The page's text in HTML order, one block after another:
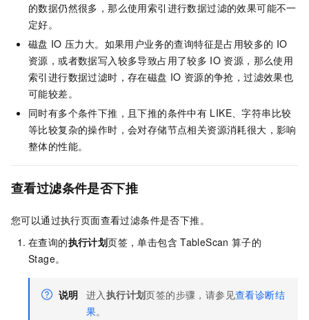
的数据仍然很多，那么使用索引进行数据过滤的效果可能不一
定好。
磁盘 IO 压力大。如果用户业务的查询特征是占用较多的 IO
资源，或者数据写入较多导致占用了较多 IO 资源，那么使用
索引进行数据过滤时，存在磁盘 IO 资源的争抢，过滤效果也
可能较差。
同时有多个条件下推，且下推的条件中有 LIKE、字符串比较
等比较复杂的操作时，会对存储节点相关资源消耗很大，影响
整体的性能。
查看过滤条件是否下推
您可以通过执行页面查看过滤条件是否下推。
在查询的执行计划页签，单击包含 TableScan 算子的
Stage。
说明 进入执行计划页签的步骤，请参见查看诊断结
果。